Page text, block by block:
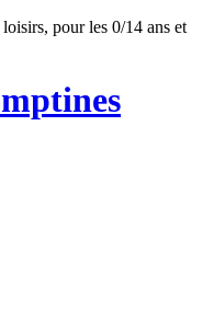
pour les 0/14 ans et